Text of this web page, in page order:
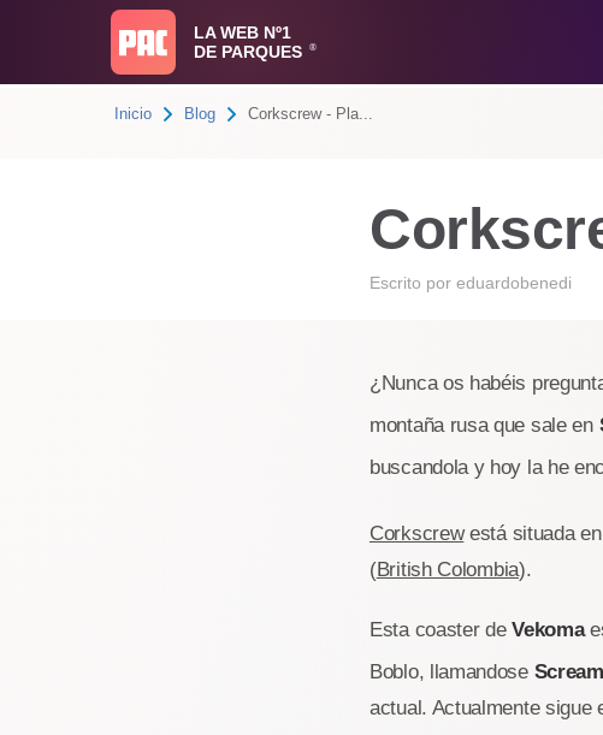
LA WEB Nº1
DE PARQUES
®
Inicio Blog Corkscrew - Pla...
Escrito por eduardobenedi
¿Nunca os habéis
montaña rusa que sale en
buscandola y hoy la he
Corkscrewestá situada
(British Colombia).
Esta coaster deVekoma
Boblo, llamandose
actual. Actualmente sigue